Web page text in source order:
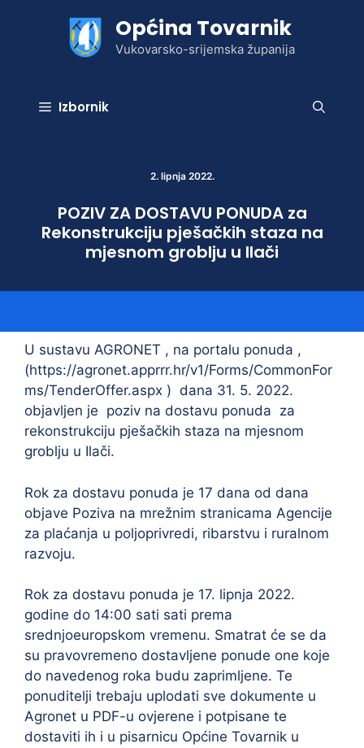
Općina Tovarnik
Vukovarsko-srijemska županija
Izbornik
2. lipnja 2022.
POZIV ZA DOSTAVU PONUDA za
Rekonstrukciju pješačkih staza na
mjesnom groblju u Ilači
U sustavu AGRONET , na portalu ponuda ,
(https://agronet.apprrr.hr/v1/Forms/CommonFor
ms/TenderOffer.aspx ) dana 31. 5. 2022.
objavljen je poziv na dostavu ponuda za
rekonstrukciju pješačkih staza na mjesnom
groblju u Ilači.
Rok za dostavu ponuda je 17 dana od dana
objave Poziva na mrežnim stranicama Agencije
za plaćanja u poljoprivredi, ribarstvu i ruralnom
razvoju.
Rok za dostavu ponuda je 17. lipnja 2022.
godine do 14:00 sati sati prema
srednjoeuropskom vremenu. Smatrat će se da
su pravovremeno dostavljene ponude one koje
do navedenog roka budu zaprimljene. Te
ponuditelji trebaju uplodati sve dokumente u
Agronet u PDF-u ovjerene i potpisane te
dostaviti ih i u pisarnicu Općine Tovarnik u